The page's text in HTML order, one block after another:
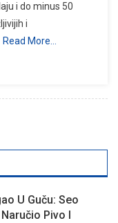
i do minus 50
i
Read More…
U Guču: Seo
Pivo I